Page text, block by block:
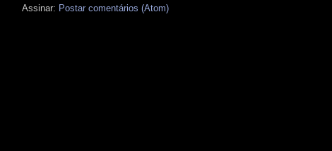
Assinar: Postar comentários (Atom)